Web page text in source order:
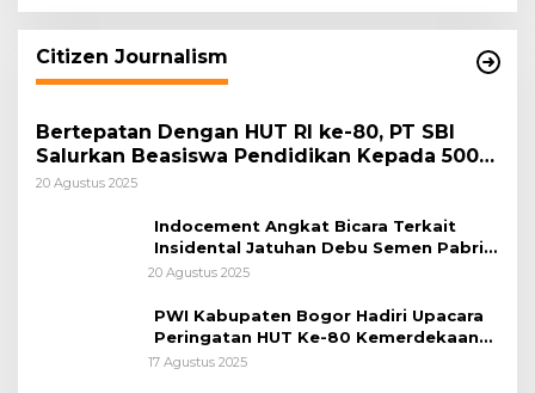
Citizen Journalism
Bertepatan Dengan HUT RI ke-80, PT SBI
Salurkan Beasiswa Pendidikan Kepada 500
Pelajar
20 Agustus 2025
Indocement Angkat Bicara Terkait
Insidental Jatuhan Debu Semen Pabrik
Citeureup
20 Agustus 2025
PWI Kabupaten Bogor Hadiri Upacara
Peringatan HUT Ke-80 Kemerdekaan
RI, di Lapangan Tegar Beriman
17 Agustus 2025